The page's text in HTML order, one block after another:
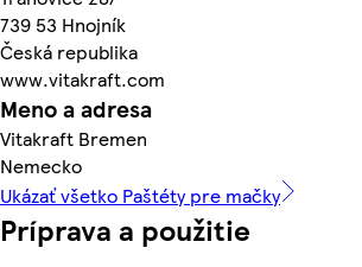
739 53 Hnojník
Česká republika
www.vitakraft.com
Meno a adresa
Vitakraft Bremen
Nemecko
Ukázať všetko Paštéty pre mačky
Príprava a použitie